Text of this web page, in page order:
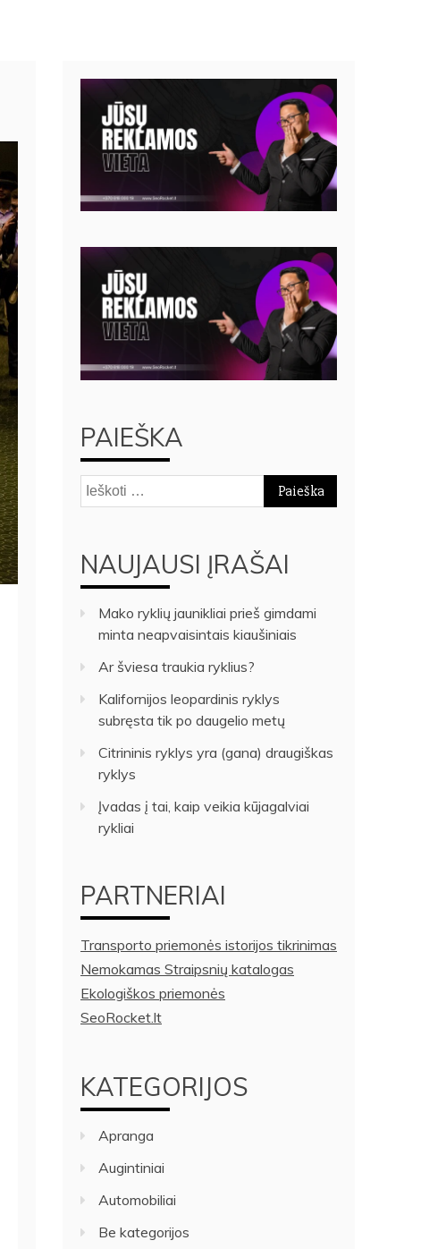
PAIEŠKA
Ieškoti:
NAUJAUSI ĮRAŠAI
Mako ryklių jaunikliai prieš gimdami
minta neapvaisintais kiaušiniais
Ar šviesa traukia ryklius?
Kalifornijos leopardinis ryklys
subręsta tik po daugelio metų
Citrininis ryklys yra (gana) draugiškas
ryklys
Įvadas į tai, kaip veikia kūjagalviai
rykliai
PARTNERIAI
Transporto priemonės istorijos tikrinimas
Nemokamas Straipsnių katalogas
Ekologiškos priemonės
SeoRocket.lt
KATEGORIJOS
Apranga
Augintiniai
Automobiliai
Be kategorijos